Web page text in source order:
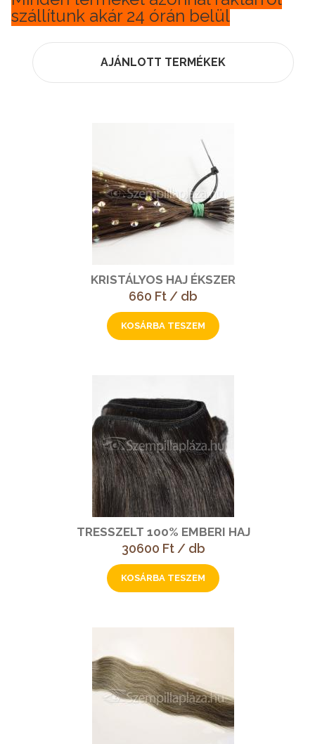
szállítunk akár 24 órán belül
AJÁNLOTT TERMÉKEK
KRISTÁLYOS HAJ ÉKSZER
660 Ft / db
TRESSZELT 100% EMBERI HAJ
30600 Ft / db